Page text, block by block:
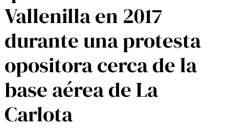
Vallenilla en 2017
durante una protesta
opositora cerca de la
base aérea de La
Carlota